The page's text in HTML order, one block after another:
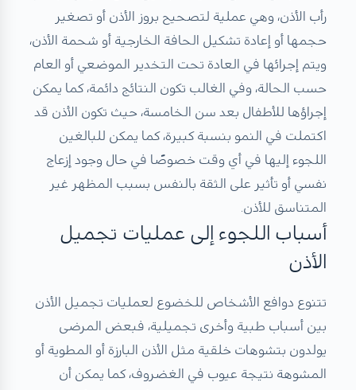
رأب الأذن، وهي عملية لتصحيح بروز الأذن أو تصغير
حجمها أو إعادة تشكيل الحافة الخارجية أو شحمة الأذن،
ويتم إجرائها في العادة تحت التخدير الموضعي أو العام
حسب الحالة، وفي الغالب تكون النتائج دائمة، كما يمكن
إجراؤها للأطفال بعد سن الخامسة، حيث تكون الأذن قد
اكتملت في النمو بنسبة كبيرة، كما يمكن للبالغين
اللجوء إليها في أي وقت خصوصًا في حال وجود إزعاج
نفسي أو تأثير على الثقة بالنفس بسبب المظهر غير
المتناسق للأذن.
أسباب اللجوء إلى عمليات تجميل
الأذن
تتنوع دوافع الأشخاص للخضوع لعمليات تجميل الأذن
بين أسباب طبية وأخرى تجميلية، فبعض المرضى
يولدون بتشوهات خلقية مثل الأذن البارزة أو المطوية أو
المشوهة نتيجة عيوب في الغضروف، كما يمكن أن